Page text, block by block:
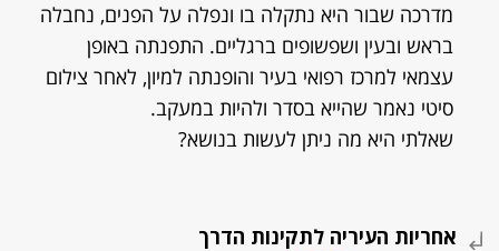
מדרכה שבור היא נתקלה בו ונפלה על הפנים, נחבלה
בראש ובעין ושפשופים ברגליים. התפנתה באופן
עצמאי למרכז רפואי בעיר והופנתה למיון, לאחר צילום
סיטי נאמר שהייא בסדר ולהיות במעקב.
שאלתי היא מה ניתן לעשות בנושא?
אחריות העיריה לתקינות הדרך